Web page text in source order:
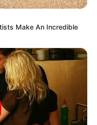
Make An Incredible